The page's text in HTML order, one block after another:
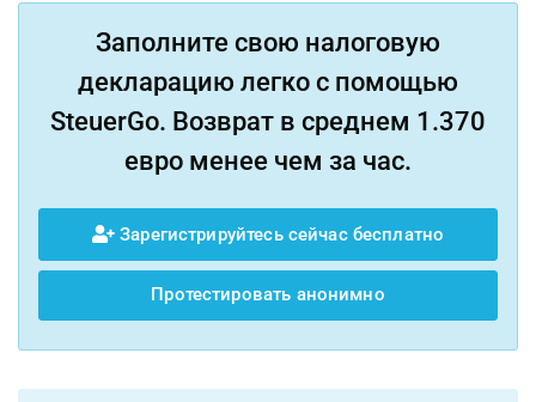
Заполните свою налоговую
декларацию легко с помощью
SteuerGo. Возврат в среднем 1.370
евро менее чем за час.
Зарегистрируйтесь сейчас бесплатно
Протестировать анонимно